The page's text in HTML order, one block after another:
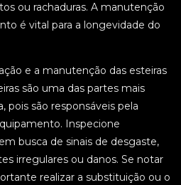
ou rachaduras. A manutenção
é vital para a longevidade do
e a manutenção das esteiras
são uma das partes mais
pois são responsáveis pela
Inspecione
busca de sinais de desgaste,
irregulares ou danos. Se notar
realizar a substituição ou o